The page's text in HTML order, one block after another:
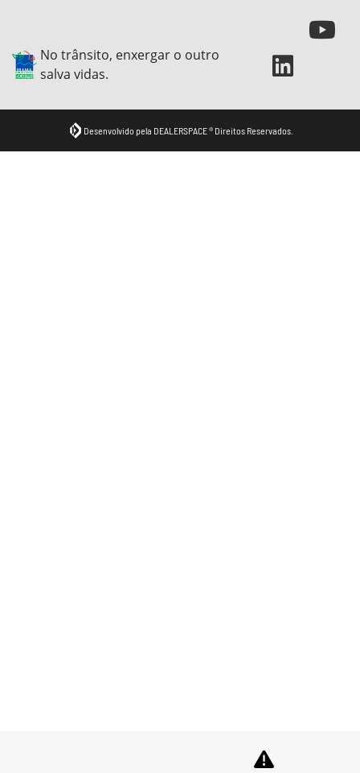
No trânsito, enxergar o outro
salva vidas.
Desenvolvido pela DEALERSPACE ® Direitos Reservados.